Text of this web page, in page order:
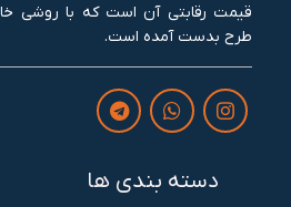
قیمت رقابتی آن است که با روشی
طرح بدست آمده است.
دسته بندی ها